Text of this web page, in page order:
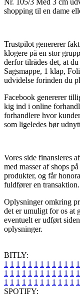
shopping til en dame
Trustpilot genererer
klogere på en stor
derfor tilrådes det, at
Sagsmappe, 1 klap,
udvidelse forinden du
Facebook genererer
kig ind i online
forhandlere hvor
som ligeledes bør
Vores side finansieres
med masser af shops
produkter, og får
fuldfører en transaktion.
Oplysninger omkring
det er umuligt for os at
eventuelt er udført
oplysninger.
BITLY:
1 1 1 1 1 1 1 1 1 1 1 1 1
1 1 1 1 1 1 1 1 1 1 1 1 1
1 1 1 1 1 1 1 1 1 1 1 1 1
SPOTIFY: